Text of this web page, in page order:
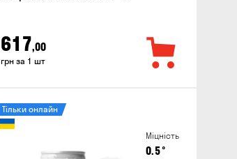
617,00
грн за 1 шт
Міцність
0.5°
Тільки онлайн